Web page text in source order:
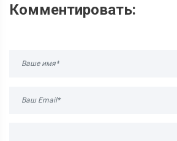
Комментировать: